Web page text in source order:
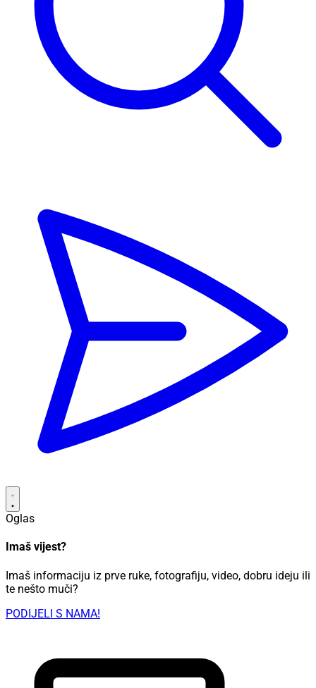
Oglas
Imaš vijest?
Imaš informaciju iz prve ruke, fotografiju, video, dobru ideju ili
te nešto muči?
PODIJELI S NAMA!